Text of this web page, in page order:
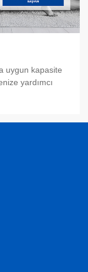
uygun kapasite
yardımcı